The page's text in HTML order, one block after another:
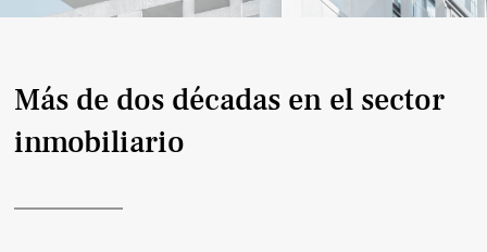
Más de dos décadas en el sector
inmobiliario